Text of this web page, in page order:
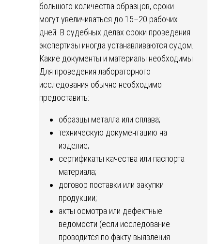
большого количества образцов, сроки
могут увеличиваться до 15–20 рабочих
дней. В судебных делах сроки проведения
экспертизы иногда устанавливаются судом.
Какие документы и материалы необходимы
Для проведения лабораторного
исследования обычно необходимо
предоставить:
образцы металла или сплава;
техническую документацию на
изделие;
сертификаты качества или паспорта
материала;
договор поставки или закупки
продукции;
акты осмотра или дефектные
ведомости (если исследование
проводится по факту выявления